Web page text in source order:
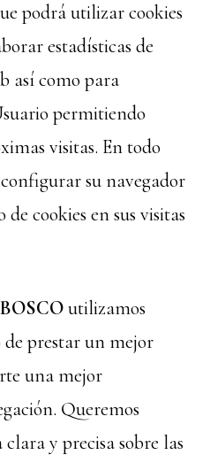
podrá utilizar cookies
estadísticas de
así como para
permitiendo
visitas. En todo
su navegador
cookies en sus visitas
utilizamos
de prestar un mejor
una mejor
Queremos
y precisa sobre las